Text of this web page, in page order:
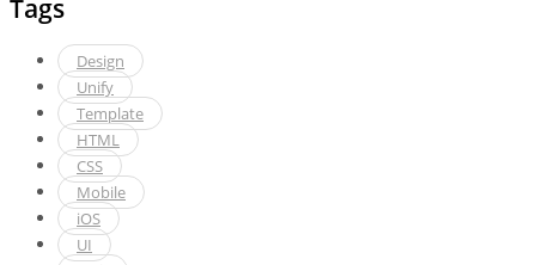
Tags
Design
Unify
Template
HTML
CSS
Mobile
iOS
UI